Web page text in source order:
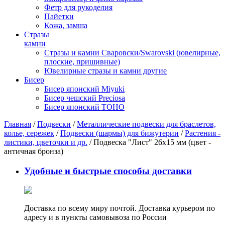
Фетр для рукоделия
Пайетки
Кожа, замша
Стразы
камни
Стразы и камни Сваровски/Swarovski (ювелирные,
плоские, пришивные)
Ювелирные стразы и камни другие
Бисер
Бисер японский Miyuki
Бисер чешский Preciosa
Бисер японский TOHO
Главная /Подвески /Металлические подвески для браслетов,
колье, сережек /Подвески (шармы) для бижутерии /Растения -
листики, цветочки и др. / Подвеска "Лист" 26х15 мм (цвет -
античная бронза)
Удобные и быстрые способы доставки
Доставка по всему миру почтой. Доставка курьером по
адресу и в пункты самовывоза по России